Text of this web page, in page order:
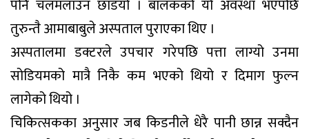
पनि चलमलाउन छाडयो । बालकको यो अवस्था भएपछि
तुरुन्तै आमाबाबुले अस्पताल पुराएका थिए ।
अस्पतालमा डक्टरले उपचार गरेपछि पत्ता लाग्यो उनमा
सोडियमको मात्रै निकै कम भएको थियो र दिमाग फुल्न
लागेको थियो ।
चिकित्सकका अनुसार जब किडनीले धेरै पानी छान्न सक्दैन